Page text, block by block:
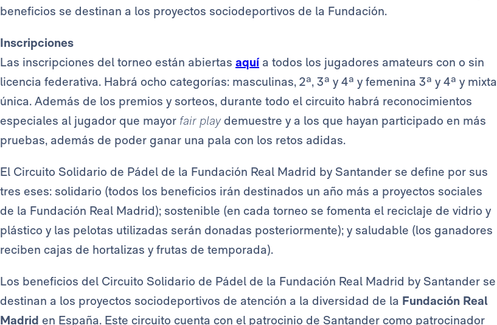
beneficios se destinan a los proyectos sociodeportivos de la Fundación.
Inscripciones
Las inscripciones del torneo están abiertas aquía todos los jugadores amateurs con o sin
licencia federativa. Habrá ocho categorías: masculinas, 2ª, 3ª y 4ª y femenina 3ª y 4ª y mixta
única. Además de los premios y sorteos, durante todo el circuito habrá reconocimientos
especiales al jugador que mayor fair playdemuestre y a los que hayan participado en más
pruebas, además de poder ganar una pala con los retos adidas.
El Circuito Solidario de Pádel de la Fundación Real Madrid by Santander se define por sus
tres eses: solidario (todos los beneficios irán destinados un año más a proyectos sociales
de la Fundación Real Madrid); sostenible (en cada torneo se fomenta el reciclaje de vidrio y
plástico y las pelotas utilizadas serán donadas posteriormente); y saludable (los ganadores
reciben cajas de hortalizas y frutas de temporada).
Los beneficios del Circuito Solidario de Pádel de la Fundación Real Madrid by Santander se
destinan a los proyectos sociodeportivos de atención a la diversidad de la Fundación Real
Madrid en España. Este circuito cuenta con el patrocinio de Santander como patrocinador